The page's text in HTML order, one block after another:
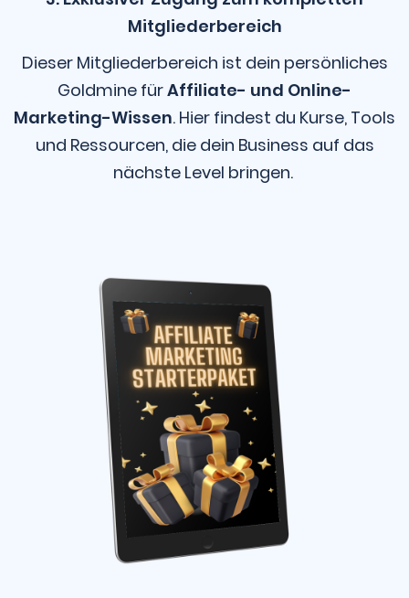
Mitgliederbereich
Dieser Mitgliederbereich ist dein persönliches
Goldmine fürAffiliate- und Online-
Marketing-Wissen. Hier findest du Kurse, Tools
und Ressourcen, die dein Business auf das
nächste Level bringen.